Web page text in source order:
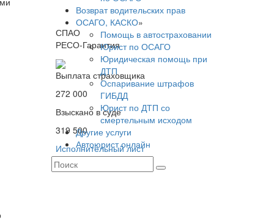
СПАО
РЕСО-Гарантия
Выплата страховщика
272 000
Взыскано в суде
319 500
Исполнительный лист
Возврат водительских прав
ОСАГО, КАСКО»
Помощь в автостраховании
Юрист по ОСАГО
Юридическая помощь при
ДТП
Оспаривание штрафов
ГИБДД
Юрист по ДТП со
смертельным исходом
Другие услуги
Автоюрист онлайн